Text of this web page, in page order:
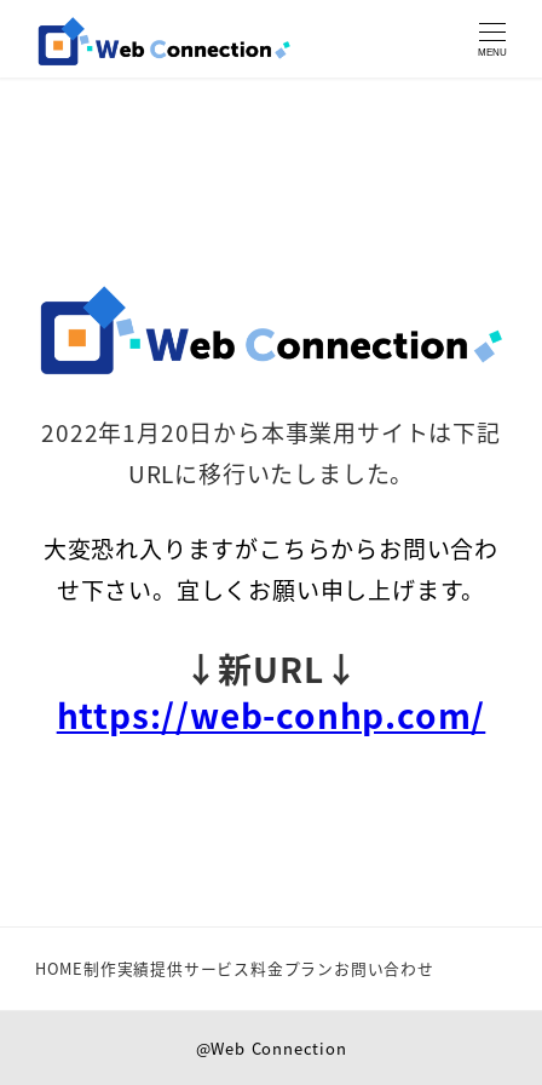
MENU
2022年1月20日から本事業用サイトは下記
URLに移行いたしました。
大変恐れ入りますがこちらからお問い合わ
せ下さい。宜しくお願い申し上げます。
↓新URL ↓
https://web-conhp.com/
HOME制作実績提供サービス料金プランお問い合わせ
@Web Connection